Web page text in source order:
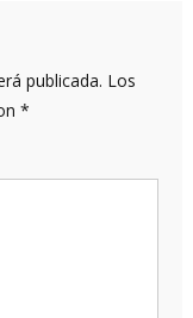
publicada. Los
*